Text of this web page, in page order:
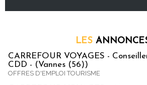
LES
CARREFOUR VOYAGES -
CDD - (Vannes (56))
OFFRES D'EMPLOI TOURISME